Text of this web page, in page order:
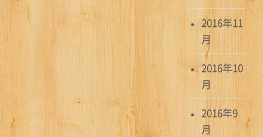
2016年11
月
2016年10
月
2016年9
月